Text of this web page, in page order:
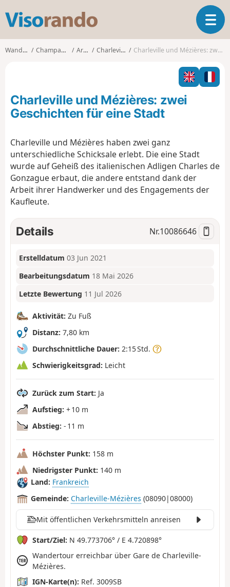
s
o
o
T
o
l
n
i
Wanderungen Champagne-Ardenne Ardennes Charleville-Mézières Charleville und Mézières: zwei Geschichten für eine Stadt
Charleville und Mézières: zwei
Geschichten für eine Stadt
Charleville und Mézières haben zwei ganz
unterschiedliche Schicksale erlebt. Die eine Stadt
wurde auf Geheiß des italienischen Adligen Charles de
Gonzague erbaut, die andere entstand dank der
Arbeit ihrer Handwerker und des Engagements der
Kaufleute.
Details Nr.10086646
Erstelldatum 03 Jun 2021
Bearbeitungsdatum 18 Mai 2026
Letzte Bewertung 11 Jul 2026
Aktivität: Zu Fuß
Distanz: 7,80 km
Durchschnittliche Dauer: 2:15 Std.
Schwierigkeitsgrad: Leicht
Zurück zum Start: Ja
Aufstieg: + 10 m
Abstieg: - 11 m
Höchster Punkt: 158 m
Niedrigster Punkt: 140 m
Land: Frankreich
Gemeinde: Charleville-Mézières (08090|08000)
Mit öffentlichen Verkehrsmitteln anreisen
Start/Ziel: N 49.773706° / E 4.720898°
Wandertour erreichbar über Gare de Charleville-
Mézières.
IGN-Karte(n): Ref. 3009SB